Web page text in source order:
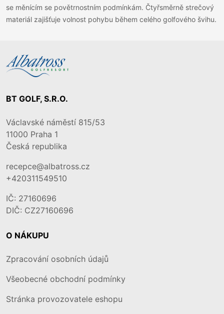
se měnícím se povětrnostním podmínkám. Čtyřsměrně strečový
materiál zajišťuje volnost pohybu během celého golfového švihu.
BT GOLF, S.R.O.
Václavské náměstí 815/53
11000 Praha 1
Česká republika
recepce@albatross.cz
+420311549510
IČ: 27160696
DIČ: CZ27160696
O NÁKUPU
Zpracování osobních údajů
Všeobecné obchodní podmínky
Stránka provozovatele eshopu